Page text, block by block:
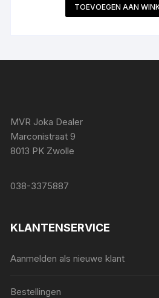
TOEVOEGEN AAN
MVR Joka Dealer
Marconistraat 9
8013 PK Zwolle
038-3375887
KLANTENSERVICE
Aanmelden als nieuwe klant
Bestellingen